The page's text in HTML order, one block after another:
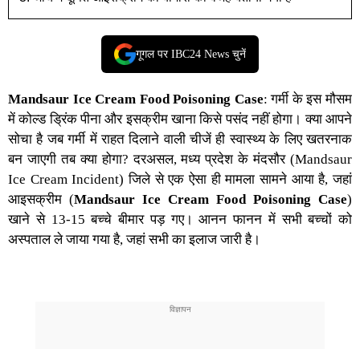
गूगल पर IBC24 News चुनें
Mandsaur Ice Cream Food Poisoning Case: गर्मी के इस मौसम
में कोल्ड ड्रिंक पीना और इसक्रीम खाना किसे पसंद नहीं होगा। क्या आपने
सोचा है जब गर्मी में राहत दिलाने वाली चीजें ही स्वास्थ्य के लिए खतरनाक
बन जाएगी तब क्या होगा? दरअसल,मध्य प्रदेशकेमंदसौर (Mandsaur
Ice Cream Incident) जिले से एक ऐसा ही मामला सामने आया है, जहां
आइसक्रीम (Mandsaur Ice Cream Food Poisoning Case)
खाने से 13-15 बच्चे बीमारपड़ गए। आनन फानन में सभी बच्चों को
अस्पताल ले जाया गया है, जहां सभी का इलाज जारी है।